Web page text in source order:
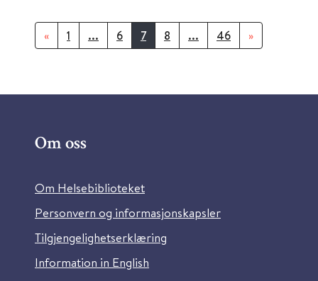
« 1 ... 6 7 8 ... 46 »
Om oss
Om Helsebiblioteket
Personvern og informasjonskapsler
Tilgjengelighetserklæring
Information in English